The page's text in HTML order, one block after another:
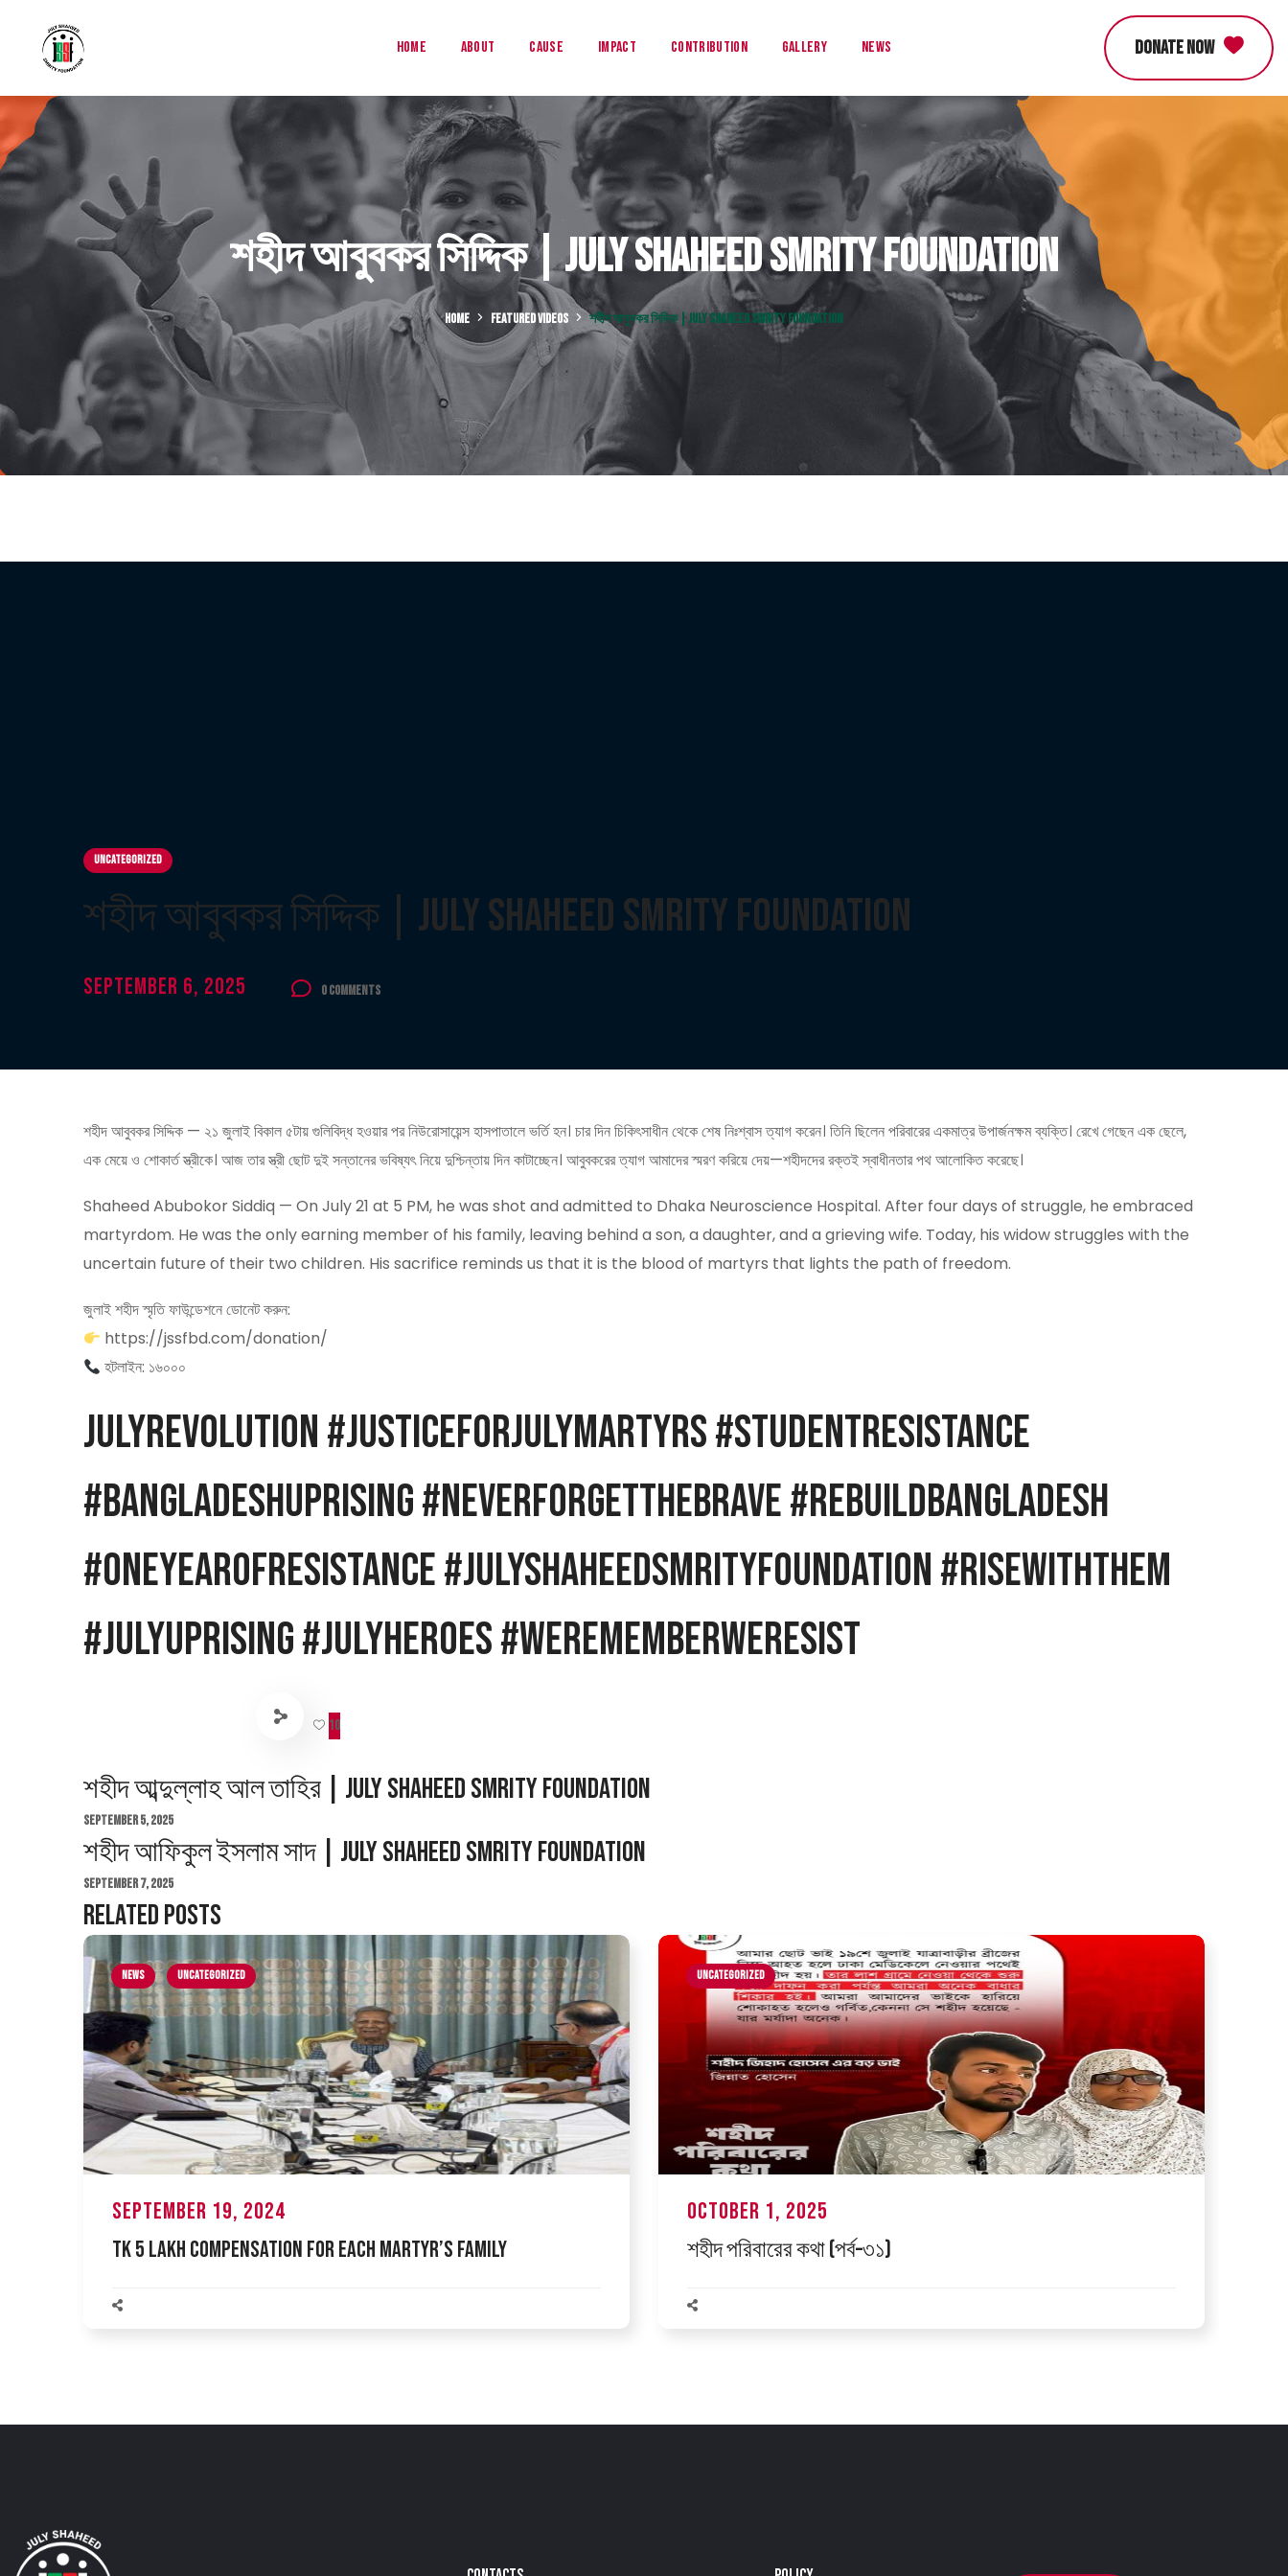
Home About Cause Impact Contribution Gallery News DONATE NOW
শহীদ আবুবকর সিদ্দিক | July Shaheed Smrity Foundation
HOME FEATURED VIDEOS শহীদ আবুবকর সিদ্দিক | JULY SHAHEED SMRITY FOUNDATION
Uncategorized
শহীদ আবুবকর সিদ্দিক | July Shaheed Smrity Foundation
September 6, 2025 0 Comments
শহীদ আবুবকর সিদ্দিক — ২১ জুলাই বিকাল ৫টায় গুলিবিদ্ধ হওয়ার পর নিউরোসায়েন্স হাসপাতালে ভর্তি হন। চার দিন চিকিৎসাধীন থেকে শেষ নিঃশ্বাস ত্যাগ করেন। তিনি ছিলেন পরিবারের একমাত্র উপার্জনক্ষম ব্যক্তি। রেখে গেছেন এক ছেলে,
এক মেয়ে ও শোকার্ত স্ত্রীকে। আজ তার স্ত্রী ছোট দুই সন্তানের ভবিষ্যৎ নিয়ে দুশ্চিন্তায় দিন কাটাচ্ছেন। আবুবকরের ত্যাগ আমাদের স্মরণ করিয়ে দেয়—শহীদদের রক্তই স্বাধীনতার পথ আলোকিত করেছে।
Shaheed Abubokor Siddiq — On July 21 at 5 PM, he was shot and admitted to Dhaka Neuroscience Hospital. After four days of struggle, he embraced
martyrdom. He was the only earning member of his family, leaving behind a son, a daughter, and a grieving wife. Today, his widow struggles with the
uncertain future of their two children. His sacrifice reminds us that it is the blood of martyrs that lights the path of freedom.
জুলাই শহীদ স্মৃতি ফাউন্ডেশনে ডোনেট করুন:
https://jssfbd.com/donation/
হটলাইন: ১৬০০০
JulyRevolution #JusticeForJulyMartyrs #StudentResistance
#BangladeshUprising #NeverForgetTheBrave #RebuildBangladesh
#OneYearOfResistance #JulyShaheedSmrityFoundation #RiseWithThem
#JulyUprising #JulyHeroes #WeRememberWeResist
10
শহীদ আব্দুল্লাহ আল তাহির | July Shaheed Smrity Foundation
September 5, 2025
শহীদ আফিকুল ইসলাম সাদ | July Shaheed Smrity Foundation
September 7, 2025
Related Posts
News Uncategorized
September 19, 2024
Tk 5 Lakh Compensation for Each Martyr’s Family
Uncategorized
October 1, 2025
শহীদ পরিবারের কথা (পর্ব–৩১)